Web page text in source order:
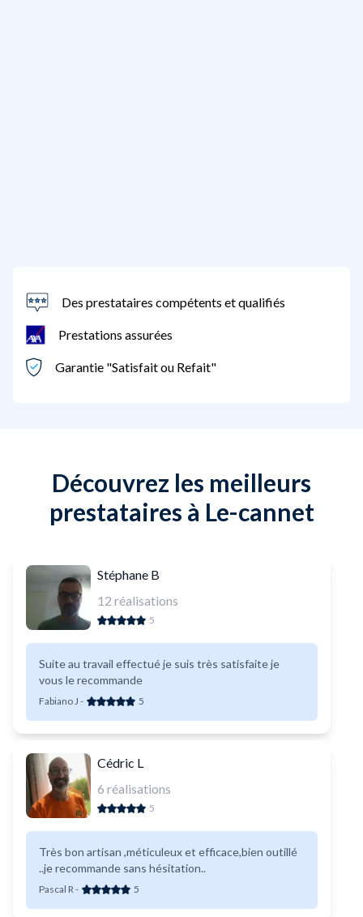
Des prestataires compétents et qualifiés
Prestations assurées
Garantie "Satisfait ou Refait"
Découvrez les meilleurs
prestataires à Le-cannet
Stéphane B
12 réalisations
5
Suite au travail effectué je suis très satisfaite je
vous le recommande
Fabiano J - 5
Cédric L
6 réalisations
5
Très bon artisan ,méticuleux et efficace,bien outillé
..je recommande sans hésitation..
Pascal R - 5